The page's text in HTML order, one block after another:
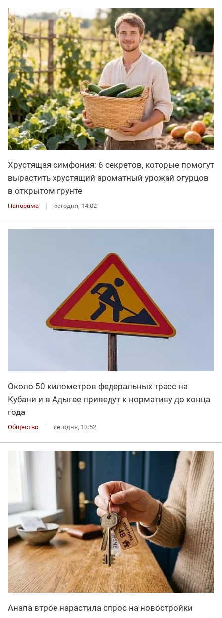
Хрустящая симфония: 6 секретов, которые помогут
вырастить хрустящий ароматный урожай огурцов
в открытом грунте
Панорама сегодня, 14:02
Около 50 километров федеральных трасс на
Кубани и в Адыгее приведут к нормативу до конца
года
Общество сегодня, 13:52
Анапа втрое нарастила спрос на новостройки